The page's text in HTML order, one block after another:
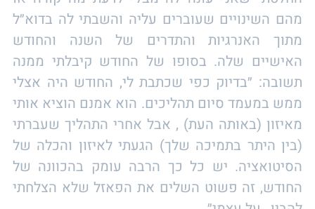
מהם השינויים שעוברים עליה והשבתי לה בדוא״ל
מתוך האנרגיות והתדרים של השנה והחודש
האישיים שלה. בסופו של החודש קיבלתי ממנה
תשובה: ״בדיוק כפי שכתבת לי, החודש היה אצלי
ממש במעמד סיום תהליכים. הוא אמנם הוציא אותי
מאיזון (באותה העת) , אבל אחרי התהליך שעברתי
(בין היתר בתמיכה שלך) הגעתי לאיזון והכלה של
הסיטואציה. יש כל כך הרבה עומק בהכוונה של
החודש, זה פשוט השלים את הפאזל שלא הצלחתי